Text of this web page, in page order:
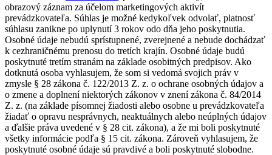
obrazový záznam za účelom marketingových aktivít
prevádzkovateľa. Súhlas je možné kedykoľvek odvolať, platnosť
súhlasu zanikne po uplynutí 3 rokov odo dňa jeho poskytnutia.
Osobné údaje nebudú sprístupnené, zverejnené a nebude dochádzať
k cezhraničnému prenosu do tretích krajín. Osobné údaje budú
poskytnuté tretím stranám na základe osobitných predpisov. Ako
dotknutá osoba vyhlasujem, že som si vedomá svojich práv v
zmysle § 28 zákona č. 122/2013 Z. z. o ochrane osobných údajov a
o zmene a doplnení niektorých zákonov v znení zákona č. 84/2014
Z. z. (na základe písomnej žiadosti alebo osobne u prevádzkovateľa
žiadať o opravu nesprávnych, neaktuálnych alebo neúplných údajov
a ďalšie práva uvedené v § 28 cit. zákona), a že mi boli poskytnuté
všetky informácie podľa § 15 cit. zákona. Zároveň vyhlasujem, že
poskytnuté osobné údaje sú pravdivé a boli poskytnuté slobodne.